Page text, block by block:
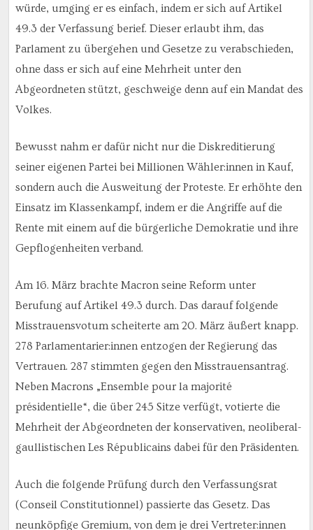
würde, umging er es einfach, indem er sich auf Artikel
49.3 der Verfassung berief. Dieser erlaubt ihm, das
Parlament zu übergehen und Gesetze zu verabschieden,
ohne dass er sich auf eine Mehrheit unter den
Abgeordneten stützt, geschweige denn auf ein Mandat des
Volkes.
Bewusst nahm er dafür nicht nur die Diskreditierung
seiner eigenen Partei bei Millionen Wähler:innen in Kauf,
sondern auch die Ausweitung der Proteste. Er erhöhte den
Einsatz im Klassenkampf, indem er die Angriffe auf die
Rente mit einem auf die bürgerliche Demokratie und ihre
Gepflogenheiten verband.
Am 16. März brachte Macron seine Reform unter
Berufung auf Artikel 49.3 durch. Das darauf folgende
Misstrauensvotum scheiterte am 20. März äußert knapp.
278 Parlamentarier:innen entzogen der Regierung das
Vertrauen. 287 stimmten gegen den Misstrauensantrag.
Neben Macrons „Ensemble pour la majorité
présidentielle“, die über 245 Sitze verfügt, votierte die
Mehrheit der Abgeordneten der konservativen, neoliberal-
gaullistischen Les Républicains dabei für den Präsidenten.
Auch die folgende Prüfung durch den Verfassungsrat
(Conseil Constitutionnel) passierte das Gesetz. Das
neunköpfige Gremium, von dem je drei Vertreter:innen